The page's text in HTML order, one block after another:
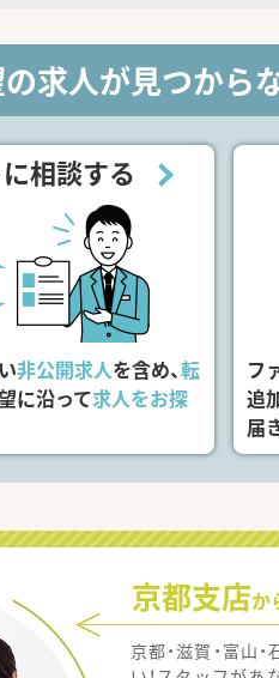
求人が見つから
相談する
非公開求人を含め、転
に沿って求人をお探
フ
追
届
京都支店か
京都・滋賀・富山